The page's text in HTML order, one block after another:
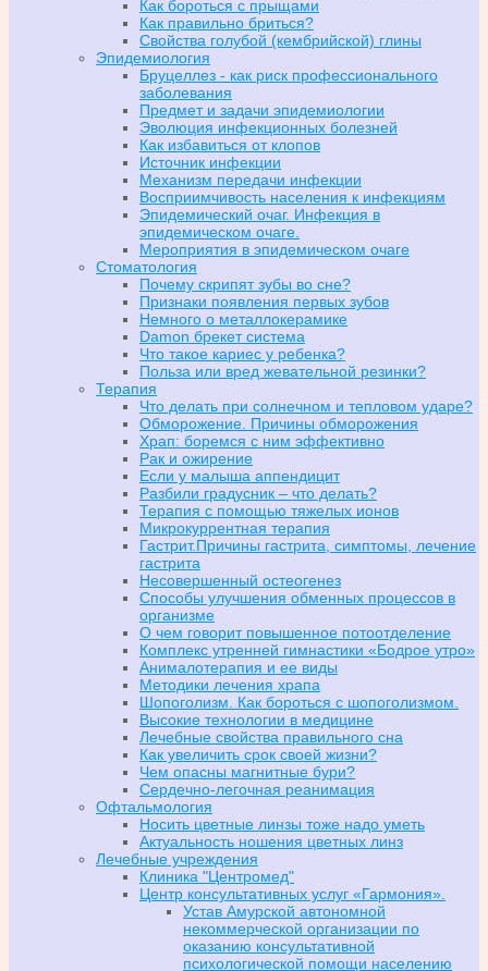
Как бороться с прыщами
Как правильно бриться?
Свойства голубой (кембрийской) глины
Эпидемиология
Бруцеллез - как риск профессионального
заболевания
Предмет и задачи эпидемиологии
Эволюция инфекционных болезней
Как избавиться от клопов
Источник инфекции
Механизм передачи инфекции
Восприимчивость населения к инфекциям
Эпидемический очаг. Инфекция в
эпидемическом очаге.
Мероприятия в эпидемическом очаге
Стоматология
Почему скрипят зубы во сне?
Признаки появления первых зубов
Немного о металлокерамике
Damon брекет система
Что такое кариес у ребенка?
Польза или вред жевательной резинки?
Терапия
Что делать при солнечном и тепловом ударе?
Обморожение. Причины обморожения
Храп: боремся с ним эффективно
Рак и ожирение
Если у малыша аппендицит
Разбили градусник – что делать?
Терапия с помощью тяжелых ионов
Микрокуррентная терапия
Гастрит.Причины гастрита, симптомы, лечение
гастрита
Несовершенный остеогенез
Способы улучшения обменных процессов в
организме
О чем говорит повышенное потоотделение
Комплекс утренней гимнастики «Бодрое утро»
Анималотерапия и ее виды
Методики лечения храпа
Шопоголизм. Как бороться с шопоголизмом.
Высокие технологии в медицине
Лечебные свойства правильного сна
Как увеличить срок своей жизни?
Чем опасны магнитные бури?
Сердечно-легочная реанимация
Офтальмология
Носить цветные линзы тоже надо уметь
Актуальность ношения цветных линз
Лечебные учреждения
Клиника "Центромед"
Центр консультативных услуг «Гармония».
Устав Амурской автономной
некоммерческой организации по
оказанию консультативной
психологической помощи населению